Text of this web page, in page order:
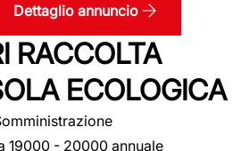
Dettaglio annuncio
RACCOLTA
ECOLOGICA
19000 - 20000 annuale